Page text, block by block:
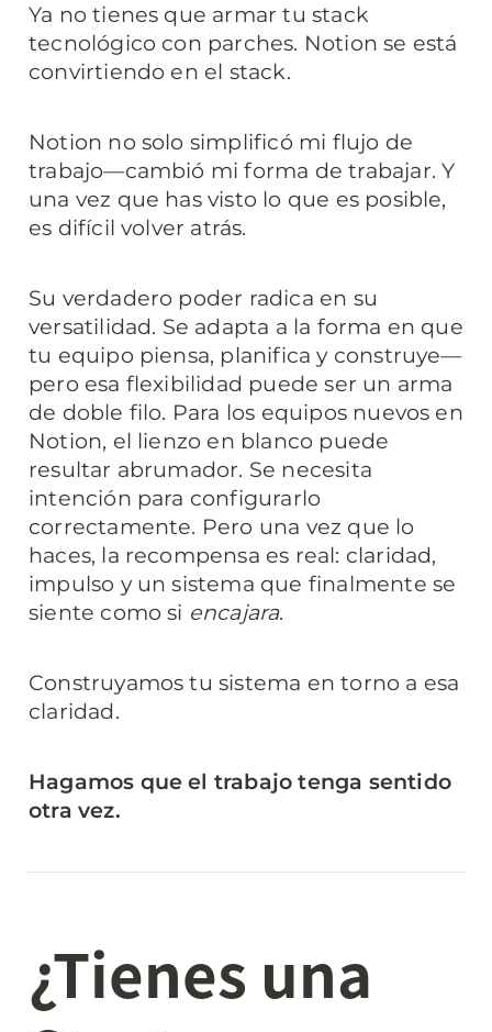
Ya no tienes que armar tu stack
tecnológico con parches. Notion se está
convirtiendo en el stack.
Notion no solo simplificó mi flujo de
trabajo—cambió mi forma de trabajar. Y
una vez que has visto lo que es posible,
es difícil volver atrás.
Su verdadero poder radica en su
versatilidad. Se adapta a la forma en que
tu equipo piensa, planifica y construye—
pero esa flexibilidad puede ser un arma
de doble filo. Para los equipos nuevos en
Notion, el lienzo en blanco puede
resultar abrumador. Se necesita
intención para configurarlo
correctamente. Pero una vez que lo
haces, la recompensa es real: claridad,
impulso y un sistema que finalmente se
siente como si encajara.
Construyamos tu sistema en torno a esa
claridad.
Hagamos que el trabajo tenga sentido
otra vez.
¿Tienes una